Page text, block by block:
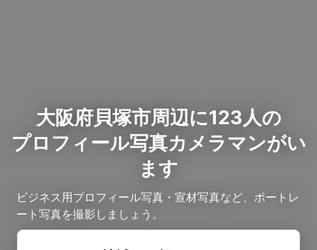
大阪府貝塚市周辺に123人の
プロフィール写真カメラマンがい
ます
ビジネス用プロフィール写真・宣材写真など、ポートレ
ート写真を撮影しましょう。